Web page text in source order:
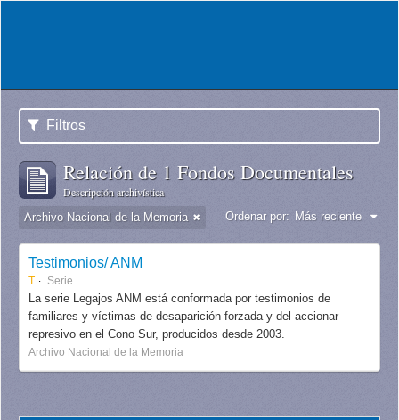
Filtros
Relación de 1 Fondos Documentales
Descripción archivística
Archivo Nacional de la Memoria Ordenar por: Más reciente
Testimonios/ ANM
T Serie
La serie Legajos ANM está conformada por testimonios de
familiares y víctimas de desaparición forzada y del accionar
represivo en el Cono Sur, producidos desde 2003.
Archivo Nacional de la Memoria